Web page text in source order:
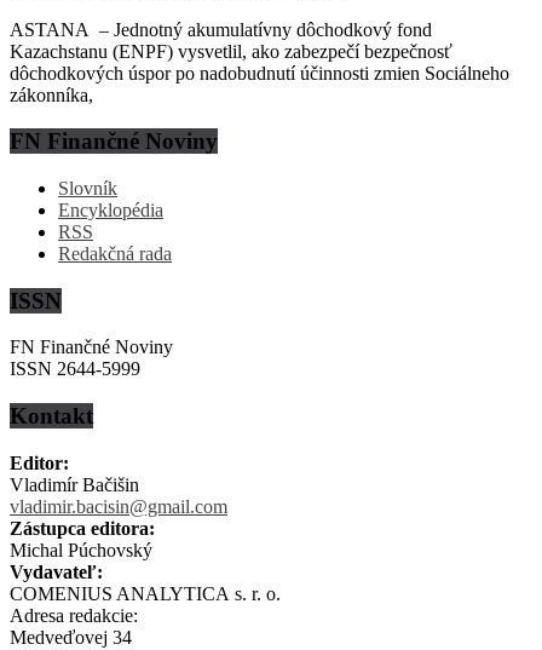
ASTANA – Jednotný akumulatívny dôchodkový fond
Kazachstanu (ENPF) vysvetlil, ako zabezpečí bezpečnosť
dôchodkových úspor po nadobudnutí účinnosti zmien Sociálneho
zákonníka,
FN Finančné Noviny
Slovník
Encyklopédia
RSS
Redakčná rada
ISSN
FN Finančné Noviny
ISSN 2644-5999
Kontakt
Editor:
Vladimír Bačišin
vladimir.bacisin@gmail.com
Zástupca editora:
Michal Púchovský
Vydavateľ:
COMENIUS ANALYTICA s. r. o.
Adresa redakcie:
Medveďovej 34